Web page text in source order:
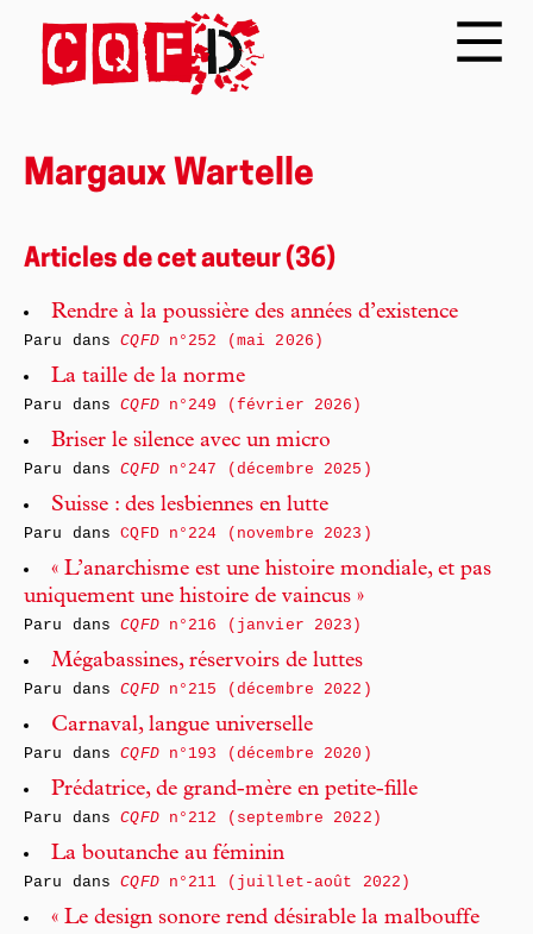
Margaux Wartelle
Articles de cet auteur (36)
Rendre à la poussière des années d’existence
Paru dansCQFDn°252 (mai 2026)
La taille de la norme
Paru dansCQFDn°249 (février 2026)
Briser le silence avec un micro
Paru dansCQFDn°247 (décembre 2025)
Suisse : des lesbiennes en lutte
Paru dansCQFD n°224 (novembre 2023)
« L’anarchisme est une histoire mondiale, et pas
uniquement une histoire de vaincus »
Paru dansCQFDn°216 (janvier 2023)
Mégabassines, réservoirs de luttes
Paru dansCQFDn°215 (décembre 2022)
Carnaval, langue universelle
Paru dansCQFDn°193 (décembre 2020)
Prédatrice, de grand-mère en petite-fille
Paru dansCQFDn°212 (septembre 2022)
La boutanche au féminin
Paru dansCQFDn°211 (juillet-août 2022)
« Le design sonore rend désirable la malbouffe